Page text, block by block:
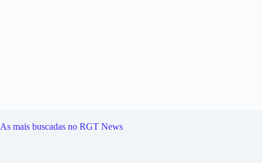
As mais buscadas no RGT News